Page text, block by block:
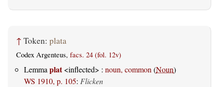
↑ Token: plata
Codex Argenteus, facs. 24 (fol. 12v)
Lemmaplat<inflected> : noun, common(Noun)
WS 1910, p. 105: Flicken